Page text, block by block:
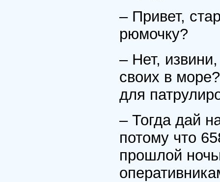
– Привет,
рюмочку?
– Нет,
своих в
для
– Тогда дай
потому что
прошлой